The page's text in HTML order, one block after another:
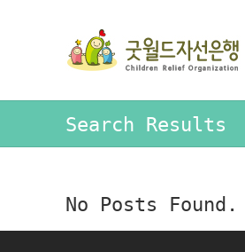
Search Results
No Posts Found.